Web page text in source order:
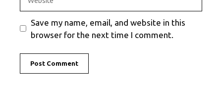
Save my name, email, and website in this
browser for the next time I comment.